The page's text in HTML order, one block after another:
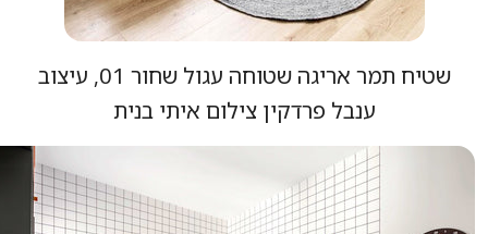
שטיח תמר אריגה שטוחה עגול שחור 01, עיצוב
ענבל פרדקין צילום איתי בנית